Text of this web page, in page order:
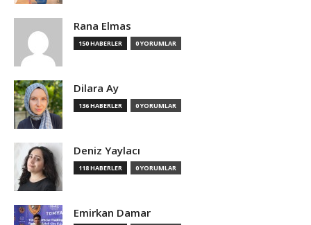
Rana Elmas
150 HABERLER 0 YORUMLAR
Dilara Ay
136 HABERLER 0 YORUMLAR
Deniz Yaylacı
118 HABERLER 0 YORUMLAR
Emirkan Damar